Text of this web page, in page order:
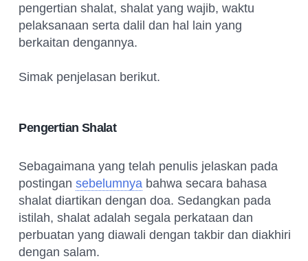
pengertian shalat, shalat yang wajib, waktu
pelaksanaan serta dalil dan hal lain yang
berkaitan dengannya.
Simak penjelasan berikut.
Pengertian Shalat
Sebagaimana yang telah penulis jelaskan pada
postingansebelumnya bahwa secara bahasa
shalat diartikan dengan doa. Sedangkan pada
istilah, shalat adalah segala perkataan dan
perbuatan yang diawali dengan takbir dan diakhiri
dengan salam.